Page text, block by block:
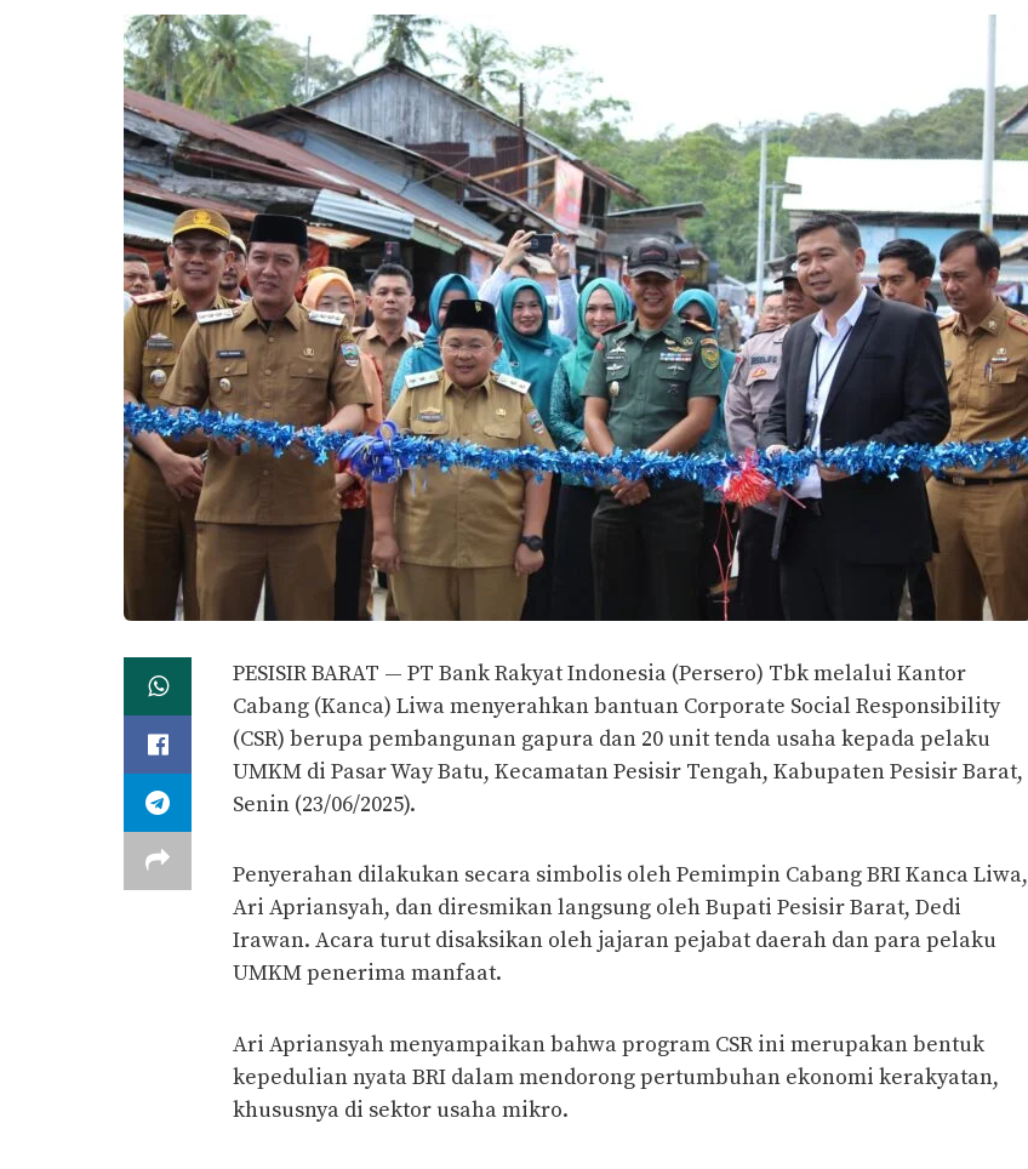
PESISIR BARAT — PT Bank Rakyat Indonesia (Persero) Tbk melalui Kantor
Cabang (Kanca) Liwa menyerahkan bantuan Corporate Social Responsibility
(CSR) berupa pembangunan gapura dan 20 unit tenda usaha kepada pelaku
UMKM di Pasar Way Batu, Kecamatan Pesisir Tengah, Kabupaten Pesisir Barat,
Senin (23/06/2025).
Penyerahan dilakukan secara simbolis oleh Pemimpin Cabang BRI Kanca Liwa,
Ari Apriansyah, dan diresmikan langsung oleh Bupati Pesisir Barat, Dedi
Irawan. Acara turut disaksikan oleh jajaran pejabat daerah dan para pelaku
UMKM penerima manfaat.
Ari Apriansyah menyampaikan bahwa program CSR ini merupakan bentuk
kepedulian nyata BRI dalam mendorong pertumbuhan ekonomi kerakyatan,
khususnya di sektor usaha mikro.